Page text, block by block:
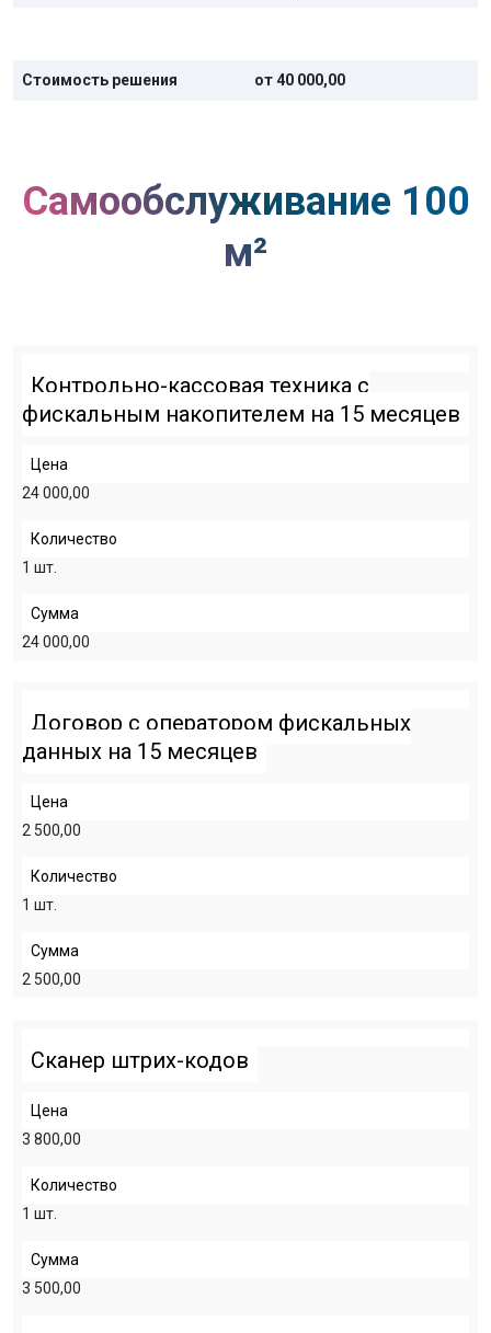
Стоимость решения от 40 000,00
Самообслуживание 100
м²
Контрольно-кассовая техника с
фискальным накопителем на 15 месяцев
Цена
24 000,00
Количество
1 шт.
Сумма
24 000,00
Договор с оператором фискальных
данных на 15 месяцев
Цена
2 500,00
Количество
1 шт.
Сумма
2 500,00
Сканер штрих-кодов
Цена
3 800,00
Количество
1 шт.
Сумма
3 500,00